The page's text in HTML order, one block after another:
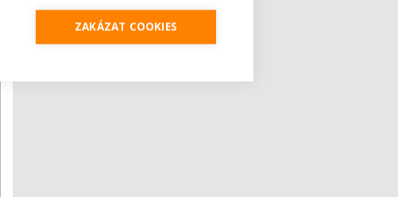
ZAKÁZAT COOKIES